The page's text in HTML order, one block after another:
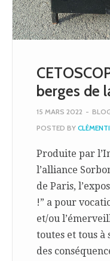
berges de
15 MARS 2022 -
POSTED BY
Produite par
l’alliance
de Paris,
!” a pour
et/ou
toutes et tous à
des